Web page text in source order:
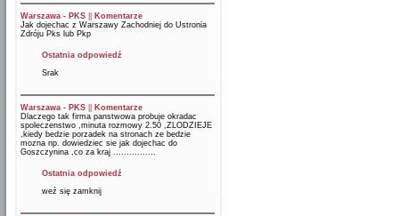
Warszawa - PKS
Komentarze
Jak dojechac z Warszawy Zachodniej do Ustronia
Zdróju Pks lub Pkp
Ostatnia odpowiedź
Srak
Warszawa - PKS
Komentarze
Dlaczego tak firma panstwowa probuje okradac
spoleczenstwo ,minuta rozmowy 2.50 ,ZLODZIEJE
,kiedy bedzie porzadek na stronach ze bedzie
mozna np. dowiedziec sie jak dojechac do
Goszczynina ,co za kraj ................
Ostatnia odpowiedź
weź się zamknij